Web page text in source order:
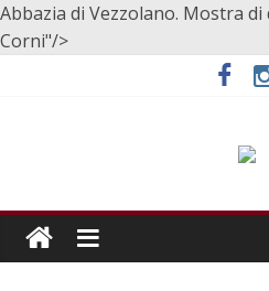
Abbazia di Vezzolano. Mostra di
Corni"/>